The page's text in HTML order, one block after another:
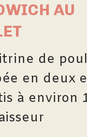
AU
de
en deux
à environ